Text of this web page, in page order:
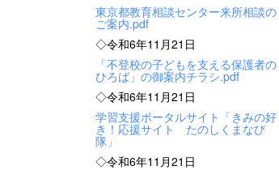
東京都教育相談センター来所相談の
ご案内.pdf
◇令和6年11月21日
「不登校の子どもを支える保護者の
ひろば」の御案内チラシ.pdf
◇令和6年11月21日
学習支援ポータルサイト「きみの好
き！応援サイト たのしくまなび
隊」
◇令和6年11月21日